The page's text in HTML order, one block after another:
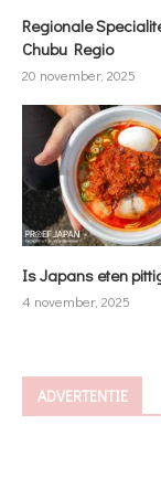
Regionale
Chubu Regio
20 november, 2025
Is Japans eten
4 november, 2025
ADVERTENTIE